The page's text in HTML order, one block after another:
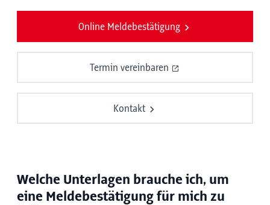
Online Meldebestätigung
Termin vereinbaren
Kontakt
Welche Unterlagen brauche ich, um
eine Meldebestätigung für mich zu